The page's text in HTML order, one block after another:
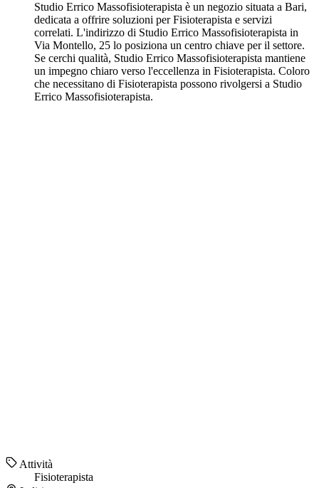
Studio Errico Massofisioterapista è un negozio situata a Bari,
dedicata a offrire soluzioni per Fisioterapista e servizi
correlati. L'indirizzo di Studio Errico Massofisioterapista in
Via Montello, 25 lo posiziona un centro chiave per il settore.
Se cerchi qualità, Studio Errico Massofisioterapista mantiene
un impegno chiaro verso l'eccellenza in Fisioterapista. Coloro
che necessitano di Fisioterapista possono rivolgersi a Studio
Errico Massofisioterapista.
Attività
Fisioterapista